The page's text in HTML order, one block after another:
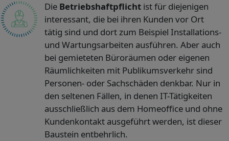
Die Betriebshaftpflichtist für diejenigen
interessant, die bei ihren Kunden vor Ort
tätig sind und dort zum Beispiel Installations-
und Wartungsarbeiten ausführen. Aber auch
bei gemieteten Büroräumen oder eigenen
Räumlichkeiten mit Publikumsverkehr sind
Personen- oder Sachschäden denkbar. Nur in
den seltenen Fällen, in denen IT-Tätigkeiten
ausschließlich aus dem Homeoffice und ohne
Kundenkontakt ausgeführt werden, ist dieser
Baustein entbehrlich.